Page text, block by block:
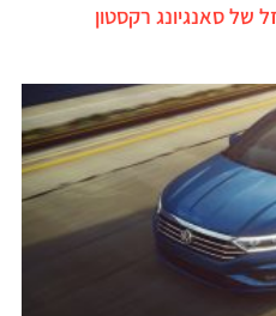
סאנגיונג רקסטון